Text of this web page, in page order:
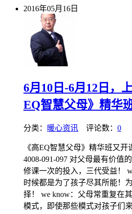
2016年05月16日
6月10日-6月12日，
EQ智慧父母》精华
分类： 暖心资讯 评论数： 0
《高EQ智慧父母》精华班又开
4008-091-097 对父母最有价值
修课一次的投入，三代受益！
时候都是为了孩子尽其所能！
择！ we know：父母常重复在
模式，即使那些模式对孩子们